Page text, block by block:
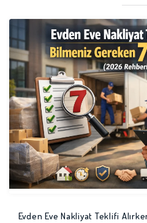
Evden Eve Nakliyat Teklifi